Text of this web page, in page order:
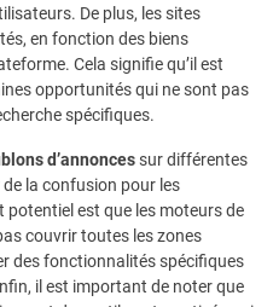
De plus, les sites
en fonction des biens
Cela signifie qu’il est
opportunités qui ne sont pas
spécifiques.
d’annoncessur différentes
la confusion pour les
est que les moteurs de
couvrir toutes les zones
des fonctionnalités spécifiques
il est important de noter que